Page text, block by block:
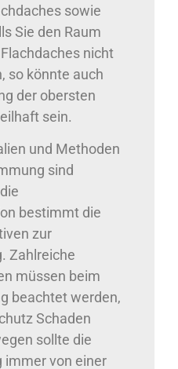
sowie
Sie den Raum
nicht
so könnte auch
der obersten
sein.
und Methoden
sind
bestimmt die
zur
Zahlreiche
müssen beim
beachtet werden,
Schaden
sollte die
immer von einer